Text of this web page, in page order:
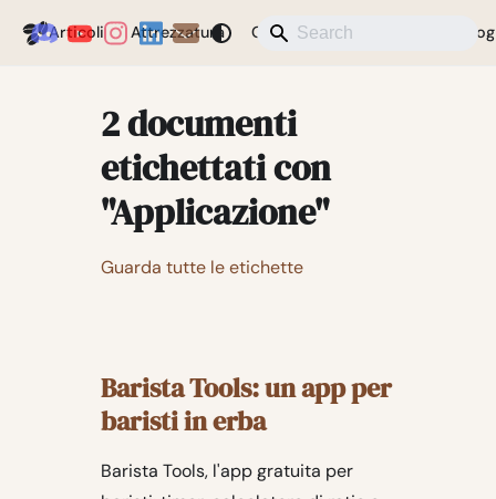
Coffeegeek
Articoli Attrezzatura Caffè Notizie Blog
2 documenti
etichettati con
"Applicazione"
Guarda tutte le etichette
Barista Tools: un app per
baristi in erba
Barista Tools, l'app gratuita per